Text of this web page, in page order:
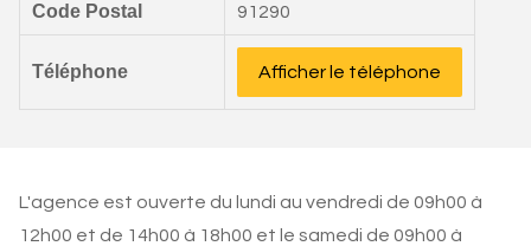
Code Postal 91290
Téléphone Afficher le téléphone
L'agence est ouverte du lundi au vendredi de 09h00 à
12h00 et de 14h00 à 18h00 et le samedi de 09h00 à